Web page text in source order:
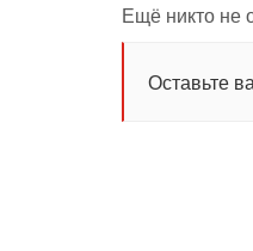
Ещё никто не
Оставьте